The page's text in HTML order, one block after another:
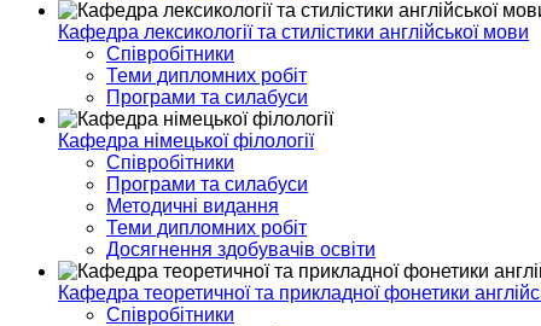
Кафедра лексикології та стилістики англійської мови
Співробітники
Теми дипломних робіт
Програми та силабуси
Кафедра німецької філології
Співробітники
Програми та силабуси
Методичні видання
Теми дипломних робіт
Досягнення здобувачів освіти
Кафедра теоретичної та прикладної фонетики
Співробітники